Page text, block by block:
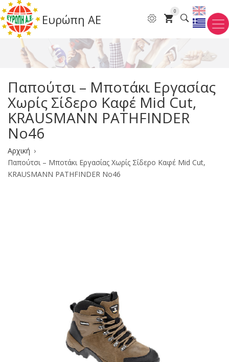
Παράκαμψη
προς
το
κυρίως
περιεχόμενο
Ευρώπη ΑΕ
0
Παπούτσι – Μποτάκι Εργασίας
Χωρίς Σίδερο Καφέ Mid Cut,
KRAUSMANN PATHFINDER
No46
Breadcrumb
Αρχική
Παπούτσι – Μποτάκι Εργασίας Χωρίς Σίδερο Καφέ Mid Cut,
KRAUSMANN PATHFINDER No46